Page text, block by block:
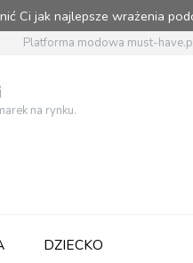
Ci jak najlepsze wrażenia
Platforma modowa must-
na rynku.
DZIECKO